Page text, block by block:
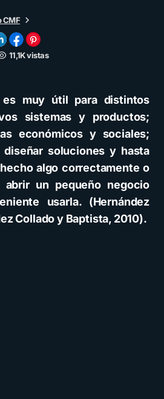
CMF
11,1K vistas
es muy útil para distintos
sistemas y productos;
económicos y sociales;
diseñar soluciones y hasta
algo correctamente o
abrir un pequeño negocio
usarla. (Hernández
Collado y Baptista, 2010).